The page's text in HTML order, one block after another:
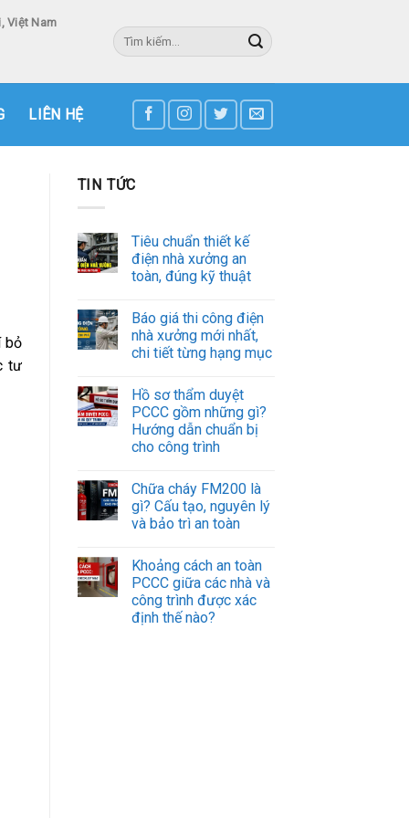
Việt Nam
Tìm
kiếm:
LIÊN HỆ
bỏ
tư
TIN TỨC
Tiêu chuẩn thiết kế
điện nhà xưởng an
toàn, đúng kỹ thuật
Báo giá thi công điện
nhà xưởng mới nhất,
chi tiết từng hạng mục
Hồ sơ thẩm duyệt
PCCC gồm những gì?
Hướng dẫn chuẩn bị
cho công trình
Chữa cháy FM200 là
gì? Cấu tạo, nguyên lý
và bảo trì an toàn
Khoảng cách an toàn
PCCC giữa các nhà và
công trình được xác
định thế nào?